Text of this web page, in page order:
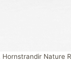
Nature